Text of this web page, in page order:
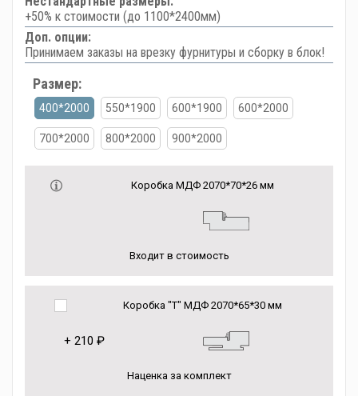
+50% к стоимости (до 1100*2400мм)
Доп. опции:
Принимаем заказы на врезку фурнитуры и сборку в блок!
Размер:
400*2000 550*1900 600*1900 600*2000
700*2000 800*2000 900*2000
Коробка МДФ 2070*70*26 мм
Входит в стоимость
Коробка "Т" МДФ 2070*65*30 мм
+ 210 ₽
Наценка за комплект